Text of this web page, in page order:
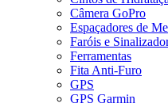
Câmera GoPro
Espaçadores de
Faróis e
Ferramentas
Fita Anti-Furo
GPS
GPS Garmin